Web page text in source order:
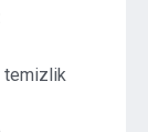
temizlik